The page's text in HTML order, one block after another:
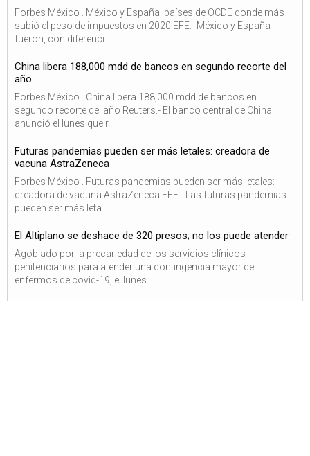
Forbes México . México y España, países de OCDE donde más
subió el peso de impuestos en 2020 EFE.- México y España
fueron, con diferenci...
China libera 188,000 mdd de bancos en segundo recorte del
año
Forbes México . China libera 188,000 mdd de bancos en
segundo recorte del año Reuters.- El banco central de China
anunció el lunes que r...
Futuras pandemias pueden ser más letales: creadora de
vacuna AstraZeneca
Forbes México . Futuras pandemias pueden ser más letales:
creadora de vacuna AstraZeneca EFE.- Las futuras pandemias
pueden ser más leta...
El Altiplano se deshace de 320 presos; no los puede atender
Agobiado por la precariedad de los servicios clínicos
penitenciarios para atender una contingencia mayor de
enfermos de covid-19, el lunes...